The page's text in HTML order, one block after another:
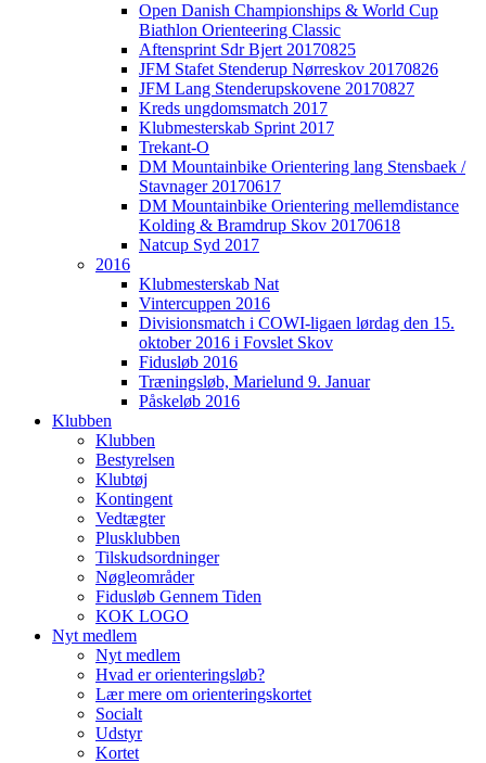
Open Danish Championships & World Cup
Biathlon Orienteering Classic
Aftensprint Sdr Bjert 20170825
JFM Stafet Stenderup Nørreskov 20170826
JFM Lang Stenderupskovene 20170827
Kreds ungdomsmatch 2017
Klubmesterskab Sprint 2017
Trekant-O
DM Mountainbike Orientering lang Stensbaek /
Stavnager 20170617
DM Mountainbike Orientering mellemdistance
Kolding & Bramdrup Skov 20170618
Natcup Syd 2017
2016
Klubmesterskab Nat
Vintercuppen 2016
Divisionsmatch i COWI-ligaen lørdag den 15.
oktober 2016 i Fovslet Skov
Fidusløb 2016
Træningsløb, Marielund 9. Januar
Påskeløb 2016
Klubben
Klubben
Bestyrelsen
Klubtøj
Kontingent
Vedtægter
Plusklubben
Tilskudsordninger
Nøgleområder
Fidusløb Gennem Tiden
KOK LOGO
Nyt medlem
Nyt medlem
Hvad er orienteringsløb?
Lær mere om orienteringskortet
Socialt
Udstyr
Kortet